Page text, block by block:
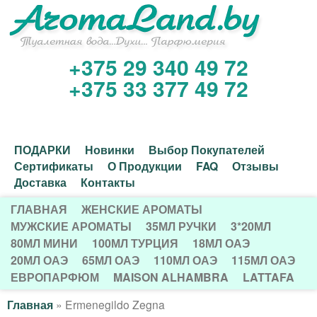
Перейти
к
содержанию
т
е
р
н
е
т
+375 29 340 49 72
+375 33 377 49 72
Д
о
п
о
л
н
и
ПОДАРКИ Новинки
Выбор Покупателей
Сертификаты
О Продукции FAQ
Отзывы
Доставка
Контакты
Л
А
В
ГЛАВНАЯ
ЖЕНСКИЕ АРОМАТЫ
МУЖСКИЕ АРОМАТЫ
35МЛ РУЧКИ
3*20МЛ
80МЛ МИНИ
100МЛ ТУРЦИЯ
18МЛ ОАЭ
20МЛ ОАЭ
65МЛ ОАЭ 110МЛ ОАЭ
115МЛ ОАЭ
ЕВРОПАРФЮМ
MAISON ALHAMBRA LATTAFA
Главная » Ermenegildo Zegna